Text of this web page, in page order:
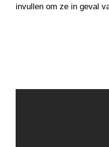
invullen om ze in geval